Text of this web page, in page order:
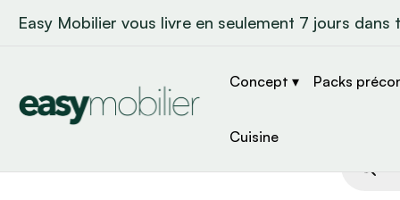
Easy Mobilier vous livre en seulement 7 jours dans
Concept ▾ Packs
Cuisine
de